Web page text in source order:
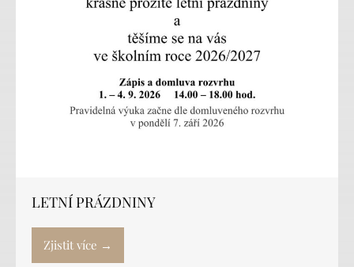
LETNÍ PRÁZDNINY
Zjistit více →